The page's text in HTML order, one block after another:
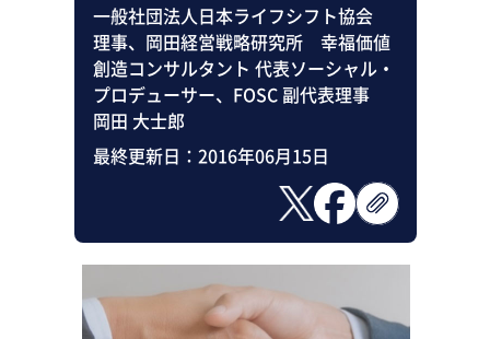
一般社団法人日本ライフシフト協会
理事、岡田経営戦略研究所 幸福価値
創造コンサルタント 代表ソーシャル・
プロデューサー、FOSC 副代表理事
岡田 大士郎
最終更新日： 2016年06月15日